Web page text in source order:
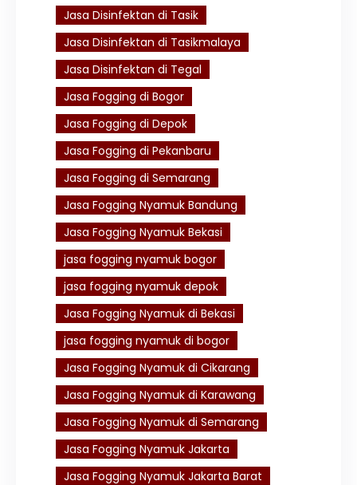
Jasa Disinfektan di Tasik
Jasa Disinfektan di Tasikmalaya
Jasa Disinfektan di Tegal
Jasa Fogging di Bogor
Jasa Fogging di Depok
Jasa Fogging di Pekanbaru
Jasa Fogging di Semarang
Jasa Fogging Nyamuk Bandung
Jasa Fogging Nyamuk Bekasi
jasa fogging nyamuk bogor
jasa fogging nyamuk depok
Jasa Fogging Nyamuk di Bekasi
jasa fogging nyamuk di bogor
Jasa Fogging Nyamuk di Cikarang
Jasa Fogging Nyamuk di Karawang
Jasa Fogging Nyamuk di Semarang
Jasa Fogging Nyamuk Jakarta
Jasa Fogging Nyamuk Jakarta Barat